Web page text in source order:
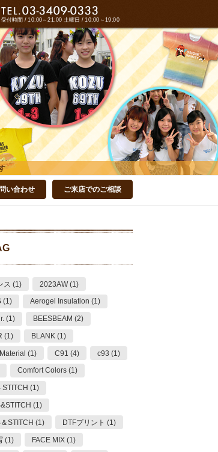
受付時間 / 10:00～21:00 土曜日 / 10:00～19:00
い合わせ ご来店でのご相談
ス (1) 2023AW (1)
(1) Aerogel Insulation (1)
(1) BEESBEAM (2)
(1) BLANK (1)
(1) C91 (4) c93 (1)
Comfort Colors (1)
STITCH (1)
(1)
STITCH (1) DTFプリント (1)
(1) FACE MIX (1)